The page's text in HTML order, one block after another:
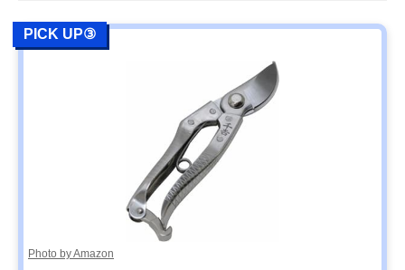
PICK UP③
Photo by Amazon